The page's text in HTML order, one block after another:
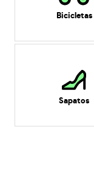
Bicicletas
Sapatos